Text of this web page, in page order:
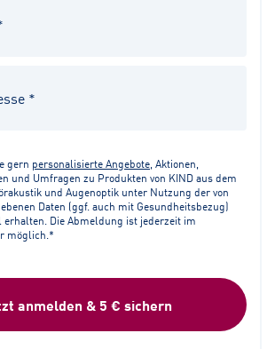
gern personalisierte Angebote, Aktionen,
und Umfragen zu Produkten von KIND aus dem
und Augenoptik unter Nutzung der von
Daten (ggf. auch mit Gesundheitsbezug)
erhalten. Die Abmeldung ist jederzeit im
möglich.*
anmelden & 5 € sichern